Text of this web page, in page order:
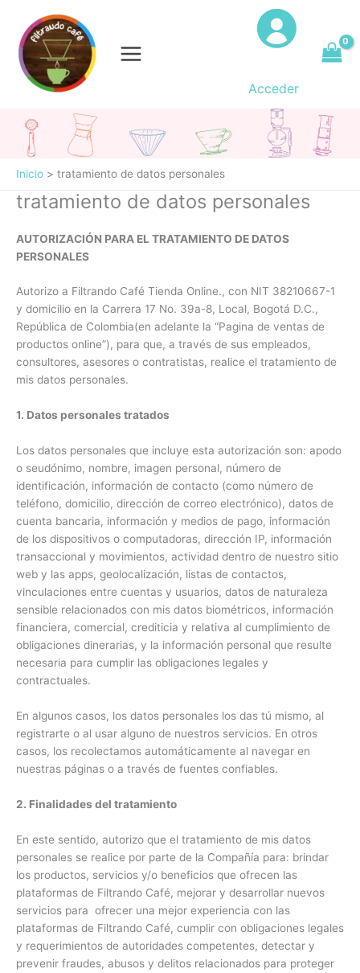
contenido
Acceder
Inicio tratamiento de datos personales
tratamiento de datos personales
AUTORIZACIÓN PARA EL TRATAMIENTO DE DATOS
PERSONALES
Autorizo a Filtrando Café Tienda Online., con NIT 38210667-1
y domicilio en la Carrera 17 No. 39a-8, Local, Bogotá D.C.,
República de Colombia(en adelante la “Pagina de ventas de
productos online”), para que, a través de sus empleados,
consultores, asesores o contratistas, realice el tratamiento de
mis datos personales.
1. Datos personales tratados
Los datos personales que incluye esta autorización son: apodo
o seudónimo, nombre, imagen personal, número de
identificación, información de contacto (como número de
teléfono, domicilio, dirección de correo electrónico), datos de
cuenta bancaria, información y medios de pago, información
de los dispositivos o computadoras, dirección IP, información
transaccional y movimientos, actividad dentro de nuestro sitio
web y las apps, geolocalización, listas de contactos,
vinculaciones entre cuentas y usuarios, datos de naturaleza
sensible relacionados con mis datos biométricos, información
financiera, comercial, crediticia y relativa al cumplimiento de
obligaciones dinerarias, y la información personal que resulte
necesaria para cumplir las obligaciones legales y
contractuales.
En algunos casos, los datos personales los das tú mismo, al
registrarte o al usar alguno de nuestros servicios. En otros
casos, los recolectamos automáticamente al navegar en
nuestras páginas o a través de fuentes confiables.
2. Finalidades del tratamiento
En este sentido, autorizo que el tratamiento de mis datos
personales se realice por parte de la Compañía para: brindar
los productos, servicios y/o beneficios que ofrecen las
plataformas de Filtrando Café, mejorar y desarrollar nuevos
servicios para ofrecer una mejor experiencia con las
plataformas de Filtrando Café, cumplir con obligaciones legales
y requerimientos de autoridades competentes, detectar y
prevenir fraudes, abusos y delitos relacionados para proteger